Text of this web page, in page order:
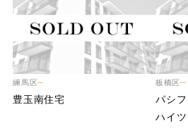
練馬区
豊玉南住宅
板橋区
パシフ
ハイ ツ